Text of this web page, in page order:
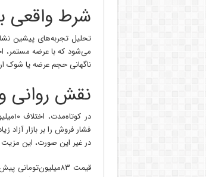
شرط واقعی
تحلیل تجربه‌های پیشین
می‌شود که با عرضه مستمر،
ناگهانی حجم عرضه یا شوک
نقش روانی و
در کوتاه‌مدت، اختلاف ۱۰میلیونی نسبت به
فشار فروش را بر بازار آزاد
در غیر این صورت، این
قیمت